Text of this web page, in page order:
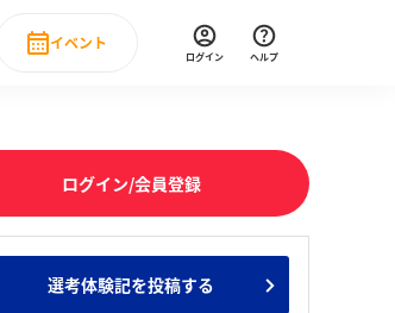
ンキング みんなのインターン人気企業ランキ
タビュー
イベント
直近のイベント一覧
ログイン ヘルプ
ログイン/会員登録
選考体験記を投稿する